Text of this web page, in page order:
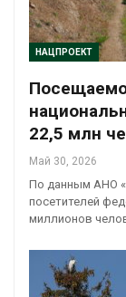
НАЦПРОЕКТ
22,5 млн
Май 30, 2026
По данным АНО
посетителей
миллионов